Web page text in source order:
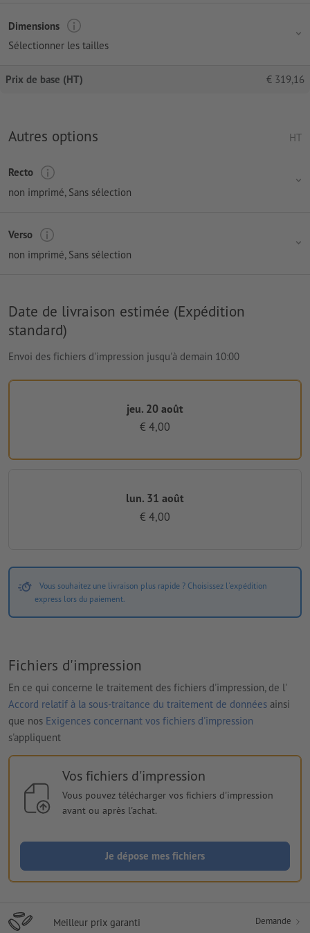
Dimensions
Sélectionner les tailles
Prix de base (HT) € 319,16
Autres options HT
Recto
non imprimé, Sans sélection
Verso
non imprimé, Sans sélection
Date de livraison estimée (Expédition
standard)
Envoi des fichiers d'impression jusqu'à demain 10:00
jeu. 20 août
€ 4,00
lun. 31 août
€ 4,00
Vous souhaitez une livraison plus rapide ? Choisissez l'expédition
express lors du paiement.
Fichiers d'impression
En ce qui concerne le traitement des fichiers d'impression, de l'
Accord relatif à la sous-traitance du traitement de données ainsi
que nos Exigences concernant vos fichiers d'impression
s'appliquent
Vos fichiers d'impression
Vous pouvez télécharger vos fichiers d'impression
avant ou après l'achat.
Je dépose mes fichiers
Meilleur prix garanti Demande